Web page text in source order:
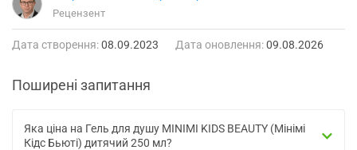
Рецензент
Дата створення:08.09.2023 Дата оновлення:09.08.2026
Поширені запитання
Яка ціна на Гель для душу MINIMI KIDS BEAUTY (Мінімі
Кідс Бьюті) дитячий 250 мл?